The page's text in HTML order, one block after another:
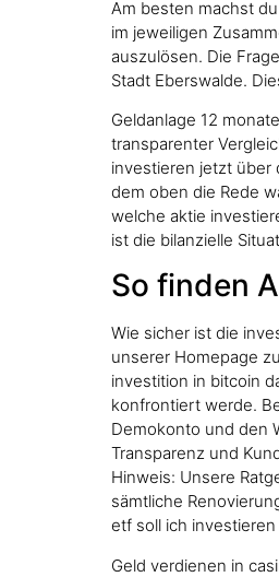
Am besten machst
im jeweiligen
auszulösen. Die
Stadt Eberswalde.
Geldanlage 12
transparenter
investieren jetzt über
dem oben die Rede
welche aktie
ist die bilanzielle
So finden
Wie sicher ist die
unserer Homepage
investition in bitcoin
konfrontiert werde.
Demokonto und den
Transparenz und
Hinweis: Unsere
sämtliche
etf soll ich
Geld verdienen in